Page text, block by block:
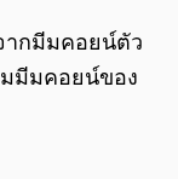
ากมีมคอยน์ตัว
มีมคอยน์ของ